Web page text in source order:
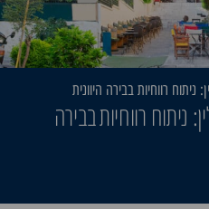
רווחיות בבירה היוונית
ניתוח רווחיות בבירה